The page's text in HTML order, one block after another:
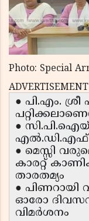
Photo: Special
ADVERTISEMENT
● പി.എം. ശ്രീ
●
എൽ.ഡി.എഫ്
● മെസ്സി
കാരറ്റ്
താരതമ്യം
● പിണറായി
ഓരോ
വിമർശനം